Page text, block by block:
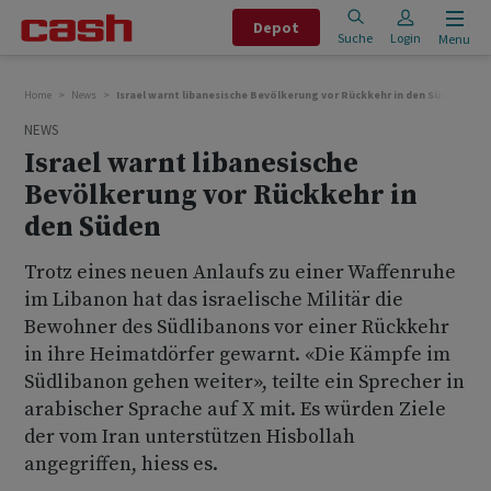
Depot
Suche Login Menu
Home News Israel warnt libanesische Bevölkerung vor Rückkehr in den Süden
NEWS
Israel warnt libanesische
Bevölkerung vor Rückkehr in
den Süden
Trotz eines neuen Anlaufs zu einer Waffenruhe
im Libanon hat das israelische Militär die
Bewohner des Südlibanons vor einer Rückkehr
in ihre Heimatdörfer gewarnt. «Die Kämpfe im
Südlibanon gehen weiter», teilte ein Sprecher in
arabischer Sprache auf X mit. Es würden Ziele
der vom Iran unterstützen Hisbollah
angegriffen, hiess es.